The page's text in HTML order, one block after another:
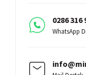
0286 316
WhatsApp